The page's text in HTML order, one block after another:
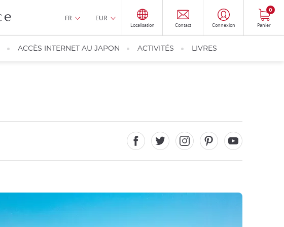
FR EUR
Localisation Contact Connexion Panier
0
ACCÈS INTERNET AU JAPON ACTIVITÉS LIVRES